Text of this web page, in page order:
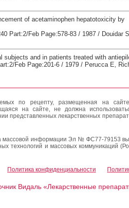
of acetaminophen hepatotoxicity by
Part:2/Feb Page:578-83 / 1987 / Douidar
subjects and in patients treated with
Feb Page:201-6 / 1979 / Perucca E,
по рецепту, размещенная на
на сайте, не должна
представленных лекарственных
массовой информации Эл № ФС77-79153
технологий и массовых коммуникаций
Политика конфиденциальности
Видаль «Лекарственные